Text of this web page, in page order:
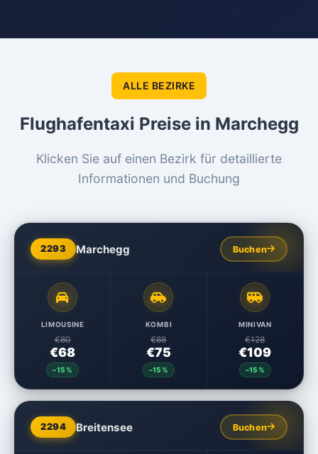
ALLE BEZIRKE
Flughafentaxi Preise in Marchegg
Klicken Sie auf einen Bezirk für detaillierte
Informationen und Buchung
2293 Marchegg Buchen
LIMOUSINE
€80
€68
–15%
KOMBI
€88
€75
–15%
MINIVAN
€128
€109
–15%
2294 Breitensee Buchen